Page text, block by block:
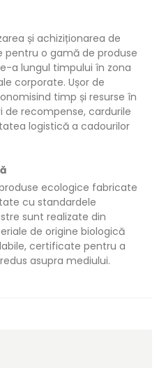
și achiziționarea de
pentru o gamă de produse
a lungul timpului în zona
corporate. Ușor de
timp și resurse în
recompense, cardurile
logistică a cadourilor
ecologice fabricate
cu standardele
sunt realizate din
de origine biologică
certificate pentru a
asupra mediului.